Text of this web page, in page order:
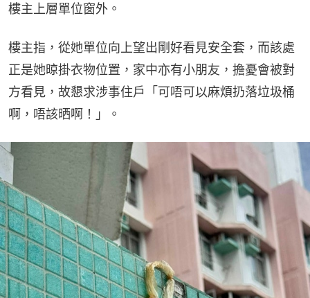
樓主上層單位窗外。
樓主指，從她單位向上望出剛好看見安全套，而該處
正是她晾掛衣物位置，家中亦有小朋友，擔憂會被對
方看見，故懇求涉事住戶「可唔可以麻煩扔落垃圾桶
啊，唔該晒啊！」。